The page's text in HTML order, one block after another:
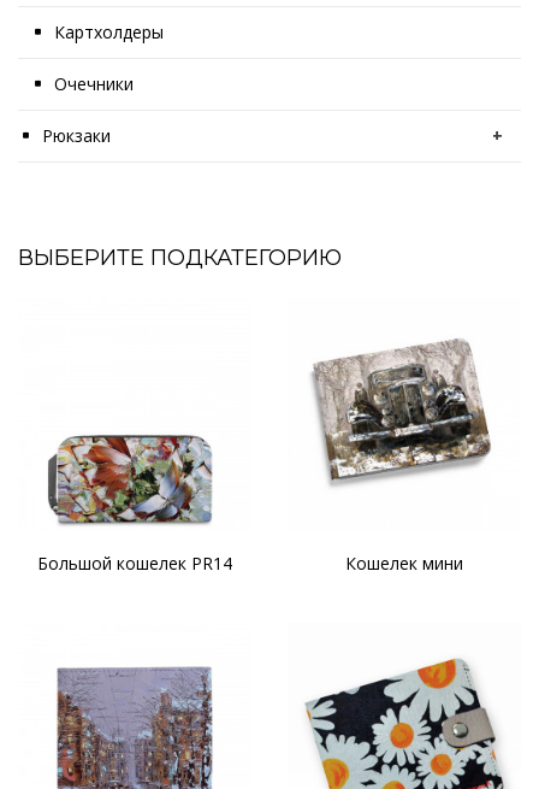
Картхолдеры
Очечники
Рюкзаки +
ВЫБЕРИТЕ ПОДКАТЕГОРИЮ
Большой кошелек PR14 Кошелек мини